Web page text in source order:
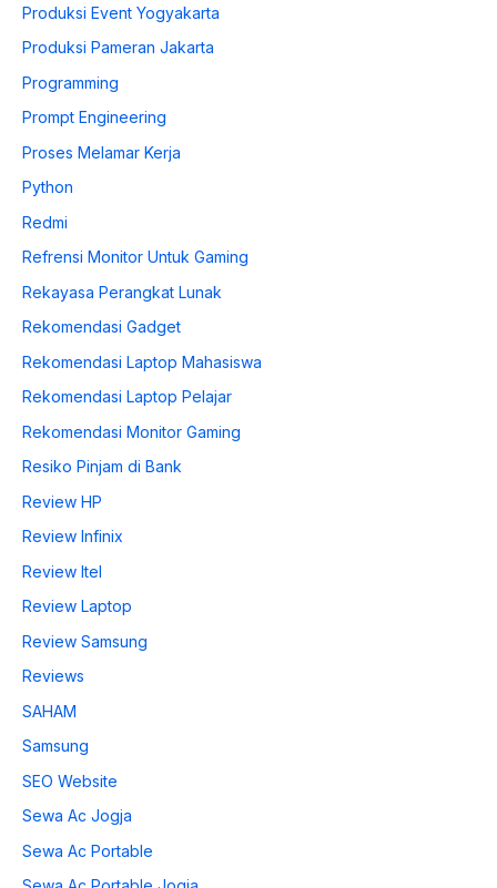
Produksi Event Yogyakarta
Produksi Pameran Jakarta
Programming
Prompt Engineering
Proses Melamar Kerja
Python
Redmi
Refrensi Monitor Untuk Gaming
Rekayasa Perangkat Lunak
Rekomendasi Gadget
Rekomendasi Laptop Mahasiswa
Rekomendasi Laptop Pelajar
Rekomendasi Monitor Gaming
Resiko Pinjam di Bank
Review HP
Review Infinix
Review Itel
Review Laptop
Review Samsung
Reviews
SAHAM
Samsung
SEO Website
Sewa Ac Jogja
Sewa Ac Portable